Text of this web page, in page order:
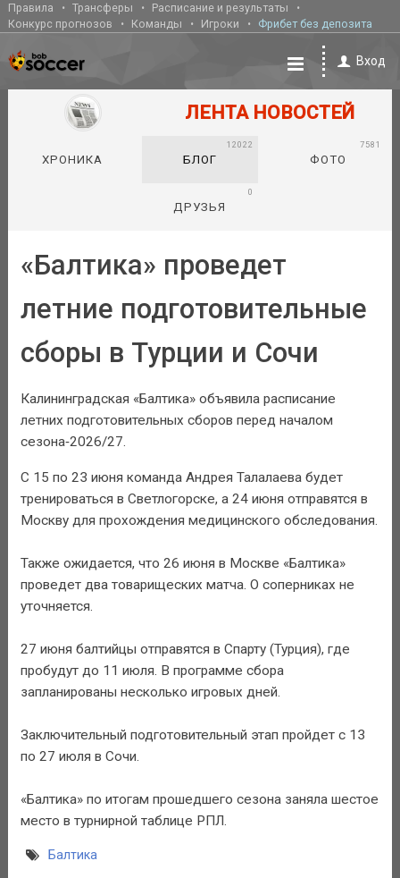
Правила Трансферы
Расписание и результаты
Конкурс прогнозов
Команды Игроки Фрибет без депозита
Вход
ЛЕНТА НОВОСТЕЙ
ХРОНИКА БЛОГ
12022
ФОТО
7581
ДРУЗЬЯ
0
«Балтика» проведет
летние подготовительные
сборы в Турции и Сочи
Калининградская «Балтика» объявила расписание
летних подготовительных сборов перед началом
сезона‑2026/27.
С 15 по 23 июня команда Андрея Талалаева будет
тренироваться в Светлогорске, а 24 июня отправятся в
Москву для прохождения медицинского обследования.
Также ожидается, что 26 июня в Москве «Балтика»
проведет два товарищеских матча. О соперниках не
уточняется.
27 июня балтийцы отправятся в Спарту (Турция), где
пробудут до 11 июля. В программе сбора
запланированы несколько игровых дней.
Заключительный подготовительный этап пройдет с 13
по 27 июля в Сочи.
«Балтика» по итогам прошедшего сезона заняла шестое
место в турнирной таблице РПЛ.
Балтика